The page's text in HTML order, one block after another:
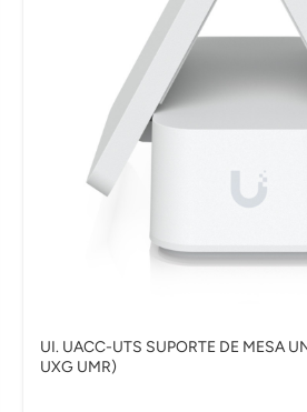
UI. UACC-UTS SUPORTE DE MESA
UXG UMR)